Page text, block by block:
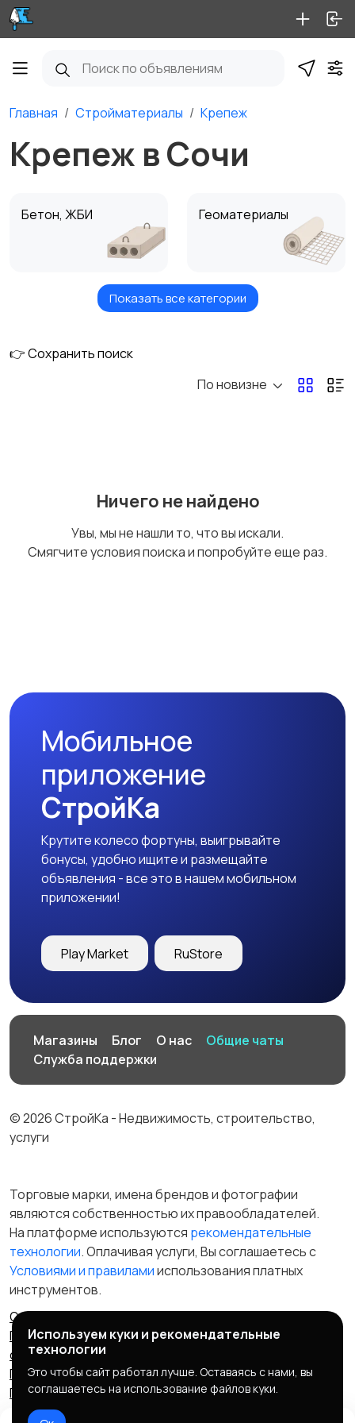
Главная Стройматериалы Крепеж
Крепеж в Сочи
Бетон, ЖБИ Геоматериалы
Кровля
Общестроительные
Показать все категории
👉 Сохранить поиск
По новизне
Ничего не найдено
Увы, мы не нашли то, что вы искали.
Смягчите условия поиска и попробуйте еще раз.
Мобильное
приложение
СтройКа
Крутите колесо фортуны, выигрывайте
бонусы, удобно ищите и размещайте
объявления - все это в нашем мобильном
приложении!
Play Market RuStore
Магазины Блог О нас
Общие чаты
Служба поддержки
© 2026 СтройКа - Недвижимость, строительство,
услуги
Торговые марки, имена брендов и фотографии
являются собственностью их правообладателей.
На платформе используются рекомендательные
технологии. Оплачивая услуги, Вы соглашаетесь c
Условиями и правиламииспользования платных
инструментов.
Отказ от ответственности
Правила сервиса
Политика конфиденциальности
Пользовательское
соглашение
Запрещенные товары/услуги
Правообладателям
Партнерская программа
Политика cookie
Используем куки и рекомендательные
технологии
Это чтобы сайт работал лучше. Оставаясь с нами, вы
соглашаетесь на использование файлов куки.